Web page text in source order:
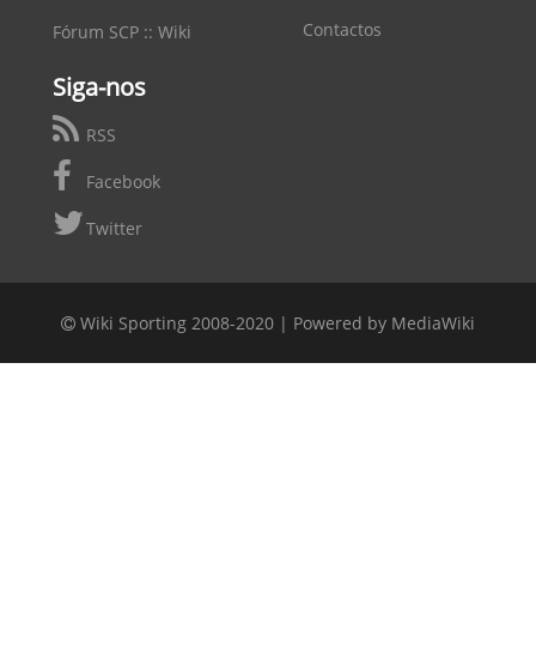
Fórum SCP :: Wiki
Contactos
Siga-nos
RSS
Facebook
Twitter
Wiki Sporting 2008-2020 | Powered by MediaWiki